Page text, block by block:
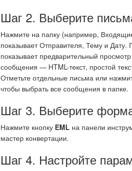
Шаг 2. Выберите
Нажмите на папку (например,
показывает Отправителя, Тему и Дату.
показывает предварительный
сообщения — HTML-текст, простой
Отметьте отдельные письма или
чтобы выбрать все сообщения в папке.
Шаг 3. Выберите
Нажмите кнопку EML на панели
мастер конвертации.
Шаг 4. Настройте